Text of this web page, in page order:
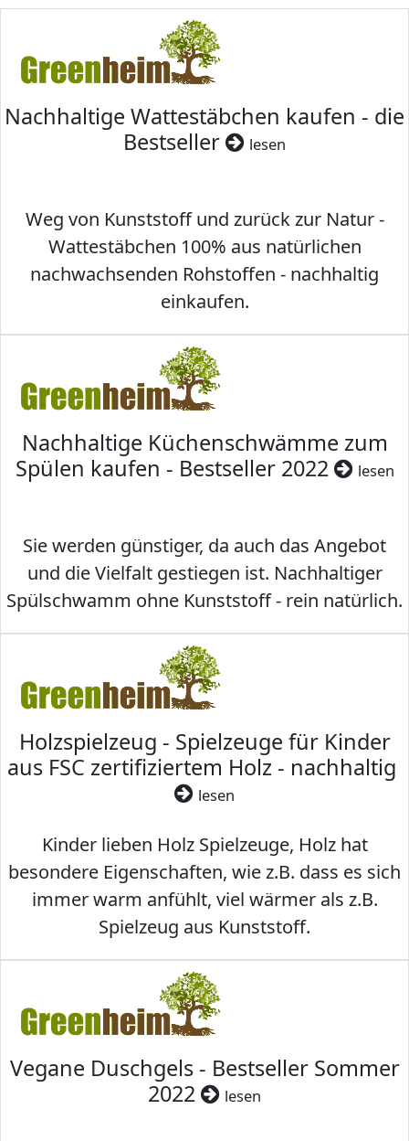
Nachhaltige Wattestäbchen kaufen - die
Bestseller
lesen
Weg von Kunststoff und zurück zur Natur -
Wattestäbchen 100% aus natürlichen
nachwachsenden Rohstoffen - nachhaltig
einkaufen.
Nachhaltige Küchenschwämme zum
Spülen kaufen - Bestseller 2022
lesen
Sie werden günstiger, da auch das Angebot
und die Vielfalt gestiegen ist. Nachhaltiger
Spülschwamm ohne Kunststoff - rein natürlich.
Holzspielzeug - Spielzeuge für Kinder
aus FSC zertifiziertem Holz - nachhaltig
lesen
Kinder lieben Holz Spielzeuge, Holz hat
besondere Eigenschaften, wie z.B. dass es sich
immer warm anfühlt, viel wärmer als z.B.
Spielzeug aus Kunststoff.
Vegane Duschgels - Bestseller Sommer
2022
lesen